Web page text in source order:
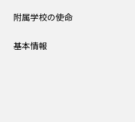
生活団活動
附属学校の使命
基本情報